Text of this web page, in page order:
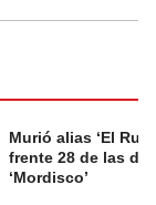
Murió alias ‘El
frente 28 de las
‘Mordisco’